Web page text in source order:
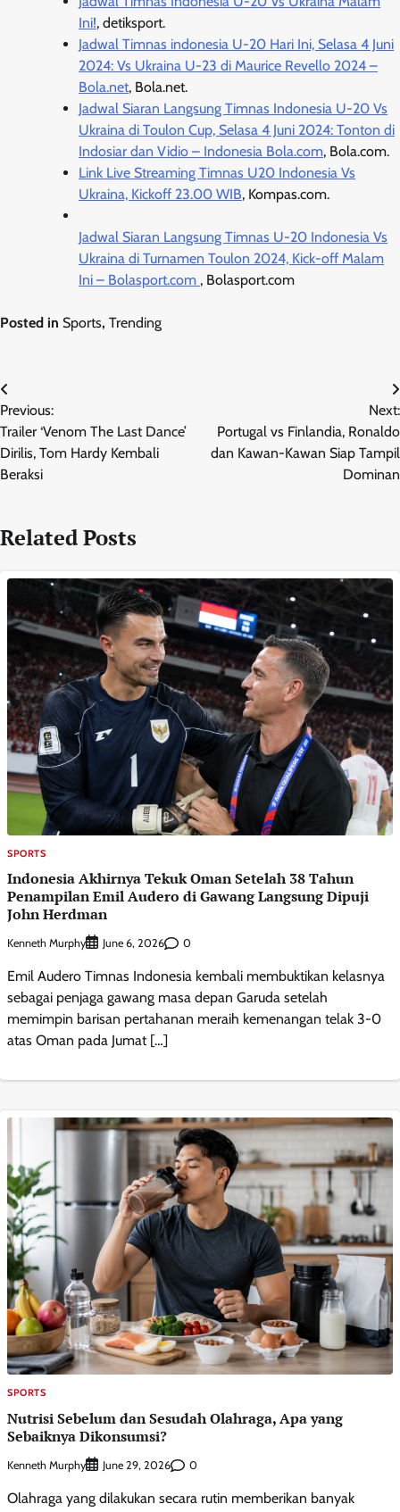
Ini!, detiksport.
Jadwal Timnas indonesia U-20 Hari Ini, Selasa 4 Juni
2024: Vs Ukraina U-23 di Maurice Revello 2024 –
Bola.net, Bola.net.
Jadwal Siaran Langsung Timnas Indonesia U-20 Vs
Ukraina di Toulon Cup, Selasa 4 Juni 2024: Tonton di
Indosiar dan Vidio – Indonesia Bola.com, Bola.com.
Link Live Streaming Timnas U20 Indonesia Vs
Ukraina, Kickoff 23.00 WIB, Kompas.com.
Jadwal Siaran Langsung Timnas U-20 Indonesia Vs
Ukraina di Turnamen Toulon 2024, Kick-off Malam
Ini – Bolasport.com , Bolasport.com
Posted in Sports, Trending
Post
navigation
Previous:
Trailer ‘Venom The Last Dance’
Dirilis, Tom Hardy Kembali
Beraksi
Next:
Portugal vs Finlandia, Ronaldo
dan Kawan-Kawan Siap Tampil
Dominan
Related Posts
SPORTS
Indonesia Akhirnya Tekuk Oman Setelah 38 Tahun
Penampilan Emil Audero di Gawang Langsung Dipuji
John Herdman
Kenneth Murphy June 6, 2026 0
Emil Audero Timnas Indonesia kembali membuktikan kelasnya
sebagai penjaga gawang masa depan Garuda setelah
memimpin barisan pertahanan meraih kemenangan telak 3-0
atas Oman pada Jumat […]
SPORTS
Nutrisi Sebelum dan Sesudah Olahraga, Apa yang
Sebaiknya Dikonsumsi?
Kenneth Murphy June 29, 2026 0
Olahraga yang dilakukan secara rutin memberikan banyak